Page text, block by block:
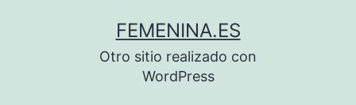
FEMENINA.ES
Otro sitio realizado con
WordPress